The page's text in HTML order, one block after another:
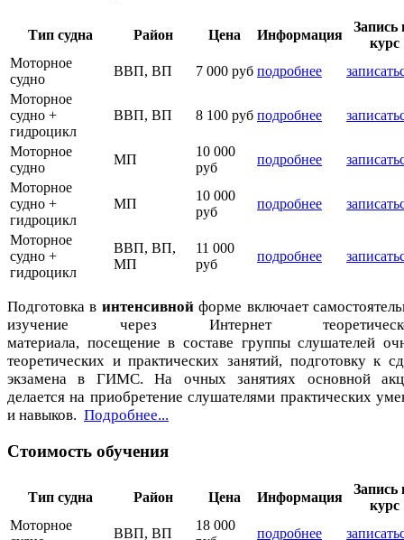
Тип судна Район Цена Информация
Запись
курс
Моторное
судно
ВВП, ВП 7 000 руб подробнее
Моторное
судно +
гидроцикл
ВВП, ВП 8 100 руб подробнее
Моторное
судно
МП
10 000
руб
подробнее
Моторное
судно +
гидроцикл
МП
10 000
руб
подробнее
Моторное
судно +
гидроцикл
ВВП, ВП,
МП
11 000
руб
подробнее
Подготовка в интенсивнойформе включает
изучение через Интернет
материала, посещение в составе группы слушателей
теоретических и практических занятий, подготовку к
экзамена в ГИМС. На очных занятиях основной
делается на приобретение слушателями практических
и навыков. Подробнее...
Стоимость обучения
Тип судна Район Цена Информация
Запись
курс
Моторное
ВВП, ВП
18 000
подробнее